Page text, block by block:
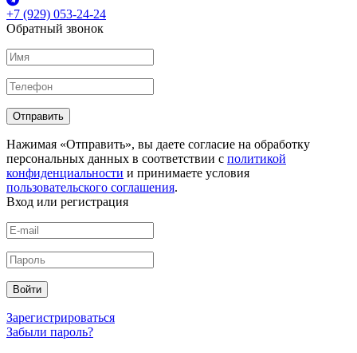
+7 (929) 053-24-24
Обратный звонок
Нажимая «Отправить», вы даете согласие на обработку
персональных данных в соответствии с политикой
конфиденциальности и принимаете условия
пользовательского соглашения.
Вход или регистрация
Зарегистрироваться
Забыли пароль?